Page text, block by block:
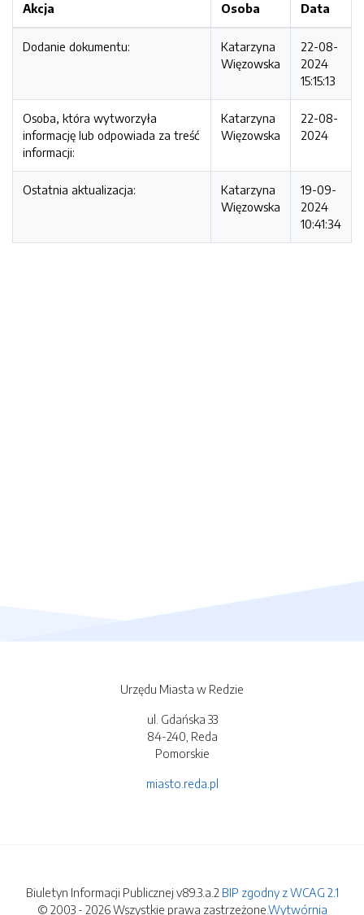
Akcja Osoba Data
Dodanie dokumentu:
Katarzyna
Więzowska
22-08-
2024
15:15:13
Osoba, która wytworzyła
informację lub odpowiada za treść
informacji:
Katarzyna
Więzowska
22-08-
2024
Ostatnia aktualizacja:
Katarzyna
Więzowska
19-09-
2024
10:41:34
Urzędu Miasta w Redzie
ul. Gdańska 33
84-240, Reda
Pomorskie
miasto.reda.pl
Biuletyn Informacji Publicznej v89.3.a.2 BIP zgodny z WCAG 2.1
© 2003 - 2026 Wszystkie prawa zastrzeżone.Wytwórnia